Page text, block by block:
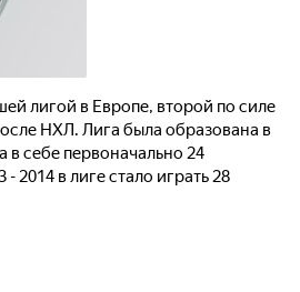
лигой в Европе, второй по силе
НХЛ. Лига была образована в
в себе первоначально 24
2014 в лиге стало играть 28